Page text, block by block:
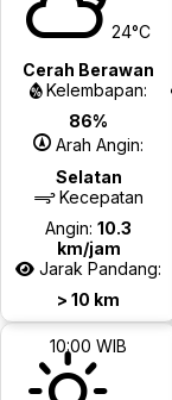
24°C
Cerah Berawan
Kelembapan:
86%
Arah Angin:
Selatan
Kecepatan
Angin:10.3
km/jam
Jarak Pandang:
> 10 km
10:00 WIB